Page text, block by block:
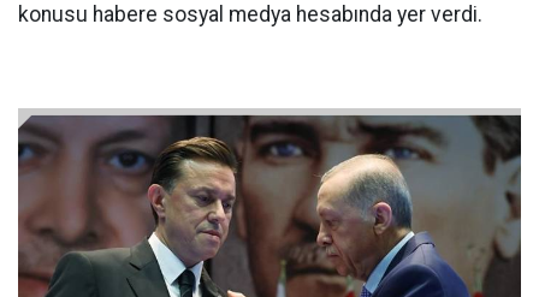
konusu habere sosyal medya hesabında yer verdi.